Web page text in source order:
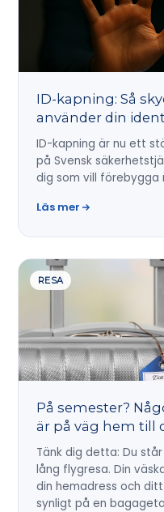
ID-kapning: Så
använder din
ID-kapning är nu ett
på Svensk
dig som vill förebygga
Läs mer
RESA
På semester?
är på väg hem till
Tänk dig detta: Du
lång flygresa. Din
din hemadress och
synligt på en